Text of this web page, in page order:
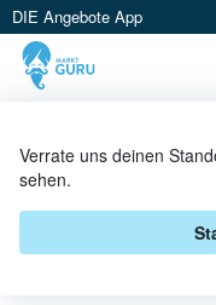
DIE Angebote App
Verrate uns deinen
sehen.
BIOGRENO
ANGEBOTE